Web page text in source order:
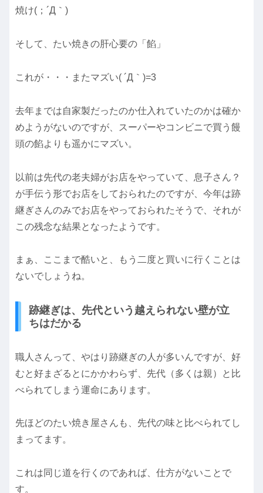
焼け(；´Д｀)
そして、たい焼きの肝心要の「餡」
これが・・・またマズい( ´Д｀)=3
去年までは自家製だったのか仕入れていたのかは確か
めようがないのですが、スーパーやコンビニで買う饅
頭の餡よりも遥かにマズい。
以前は先代の老夫婦がお店をやっていて、息子さん？
が手伝う形でお店をしておられたのですが、今年は跡
継ぎさんのみでお店をやっておられたそうで、それが
この残念な結果となったようです。
まぁ、ここまで酷いと、もう二度と買いに行くことは
ないでしょうね。
跡継ぎは、先代という越えられない壁が立
ちはだかる
職人さんって、やはり跡継ぎの人が多いんですが、好
むと好まざるとにかかわらず、先代（多くは親）と比
べられてしまう運命にあります。
先ほどのたい焼き屋さんも、先代の味と比べられてし
まってます。
これは同じ道を行くのであれば、仕方がないことで
す。